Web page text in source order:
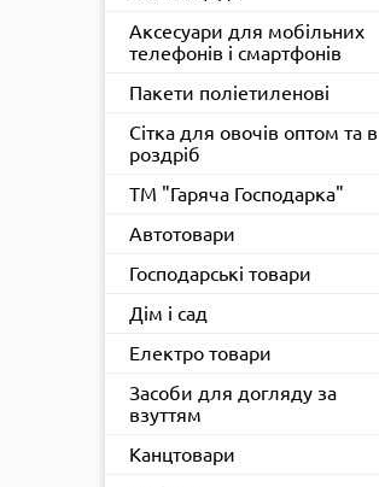
Аксесуари для мобільних
телефонів і смартфонів
Пакети поліетиленові
Сітка для овочів оптом та в
роздріб
ТМ "Гаряча Господарка"
Автотовари
Господарські товари
Дім і сад
Електро товари
Засоби для догляду за
взуттям
Канцтовари